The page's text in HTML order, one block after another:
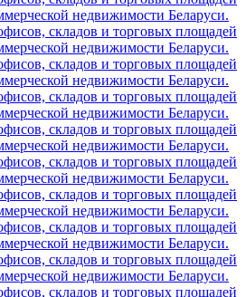
недвижимости Беларуси.
складов и торговых площадей
недвижимости Беларуси.
складов и торговых площадей
недвижимости Беларуси.
складов и торговых площадей
недвижимости Беларуси.
складов и торговых площадей
недвижимости Беларуси.
складов и торговых площадей
недвижимости Беларуси.
складов и торговых площадей
недвижимости Беларуси.
складов и торговых площадей
недвижимости Беларуси.
складов и торговых площадей
недвижимости Беларуси.
складов и торговых площадей